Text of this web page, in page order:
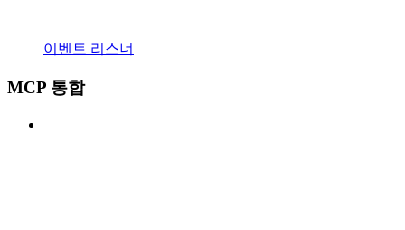
이벤트 리스너
MCP 통합